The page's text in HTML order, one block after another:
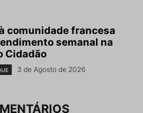
comunidade francesa
semanal na
Cidadão
3 de Agosto de 2026